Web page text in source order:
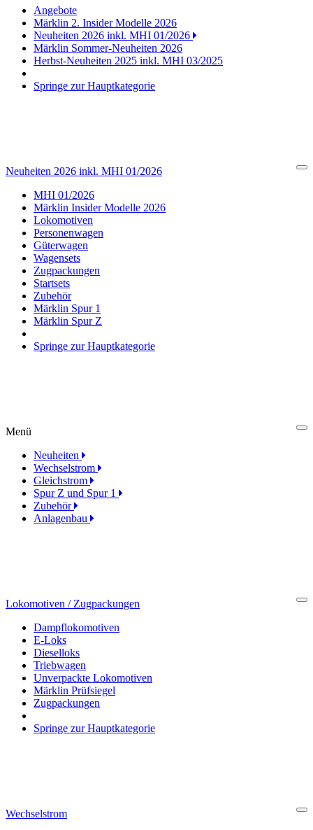
Angebote
Märklin 2. Insider Modelle 2026
Neuheiten 2026 inkl. MHI 01/2026
Märklin Sommer-Neuheiten 2026
Herbst-Neuheiten 2025 inkl. MHI 03/2025
Springe zur Hauptkategorie
Neuheiten 2026 inkl. MHI 01/2026
MHI 01/2026
Märklin Insider Modelle 2026
Lokomotiven
Personenwagen
Güterwagen
Wagensets
Zugpackungen
Startsets
Zubehör
Märklin Spur 1
Märklin Spur Z
Springe zur Hauptkategorie
Menü
Neuheiten
Wechselstrom
Gleichstrom
Spur Z und Spur 1
Zubehör
Anlagenbau
Lokomotiven / Zugpackungen
Dampflokomotiven
E-Loks
Dieselloks
Triebwagen
Unverpackte Lokomotiven
Märklin Prüfsiegel
Zugpackungen
Springe zur Hauptkategorie
Wechselstrom